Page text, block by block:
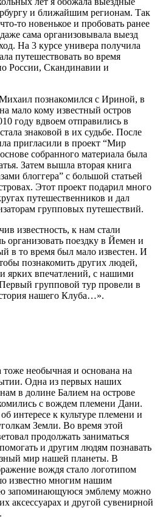
и ближайшим регионам. Так
то новенькое и пробовать ранее
сама организовывала выезд
На 3 курсе универа получила
путешествовать во время
России, Скандинавии и
познакомился с Ириной, в
мало кому известный остров
году вдвоем отправились в
знаковой в их судьбе. После
пригласили в проект “Мир
собранного материала была
Затем вышла вторая книга
блоггера” с большой статьей
Этот проект подарил много
путешественников и дал
групповых путешествий.
известность, к нам стали
организовать поездку в Йемен и
в то время был мало известен. И
познакомить других людей,
впечатлений, с нашими
групповой тур провели в
нашего Клуба…».
необычная и основана на
Одна из первых наших
в долине Балием на острове
с вождем племени Дани.
интересе к культуре племени и
Земли. Во время этой
продолжать заниматься
и другим людям познавать
мир нашей планеты. В
вождя стало логотипом
известно многим нашим
запоминающуюся эмблему можно
аксессуарах и другой сувенирной